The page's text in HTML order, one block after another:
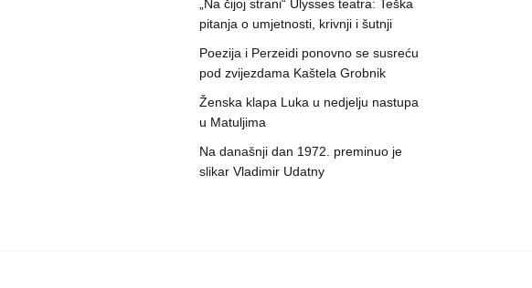
„Na čijoj strani“ Ulysses teatra: Teška
pitanja o umjetnosti, krivnji i šutnji
Poezija i Perzeidi ponovno se susreću
pod zvijezdama Kaštela Grobnik
Ženska klapa Luka u nedjelju nastupa
u Matuljima
Na današnji dan 1972. preminuo je
slikar Vladimir Udatny